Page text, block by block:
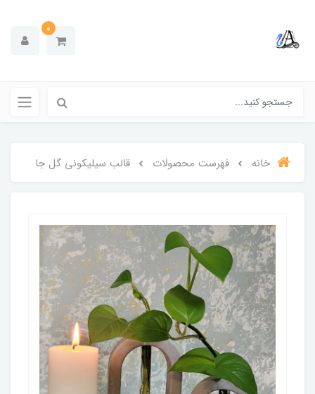
0
خانه فهرست محصولات قالب سیلیکونی گل جا